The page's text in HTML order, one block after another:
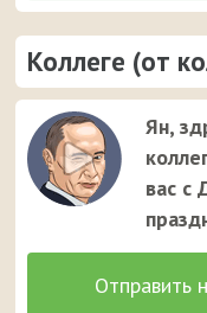
Коллеге (от
Ян,
вас с